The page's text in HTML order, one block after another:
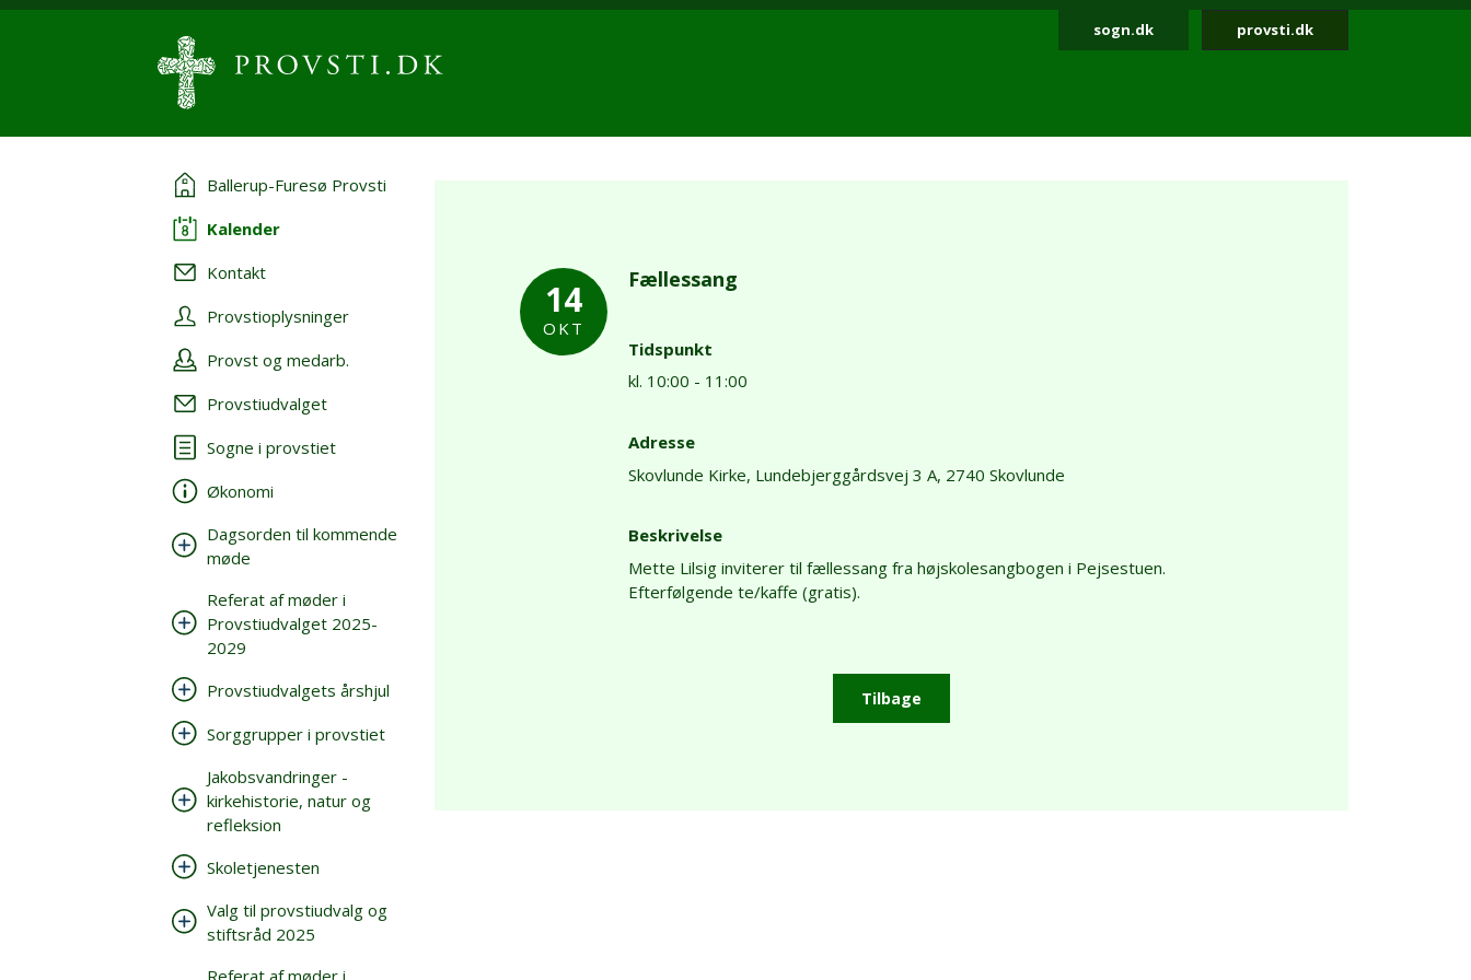
sogn.dk provsti.dk
Ballerup-Furesø Provsti
Kalender
Kontakt
Provstioplysninger
Provst og medarb.
Provstiudvalget
Sogne i provstiet
Økonomi
Dagsorden til kommende
møde
Referat af møder i
Provstiudvalget 2025-
2029
Provstiudvalgets årshjul
Sorggrupper i provstiet
Jakobsvandringer -
kirkehistorie, natur og
refleksion
Skoletjenesten
Valg til provstiudvalg og
stiftsråd 2025
Referat af møder i
14
OKT
Fællessang
Tidspunkt
kl. 10:00 - 11:00
Adresse
Skovlunde Kirke, Lundebjerggårdsvej 3 A, 2740 Skovlunde
Beskrivelse
Mette Lilsig inviterer til fællessang fra højskolesangbogen i Pejsestuen.
Efterfølgende te/kaffe (gratis).
Tilbage